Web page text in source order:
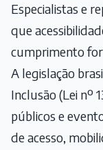
Especialistas e
que
cumprimento
A legislação
Inclusão (Lei nº
públicos e
de acesso,